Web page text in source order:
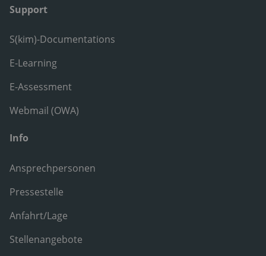
Support
S(kim)-Documentations
E-Learning
E-Assessment
Webmail (OWA)
Info
Ansprechpersonen
Pressestelle
Anfahrt/Lage
Stellenangebote